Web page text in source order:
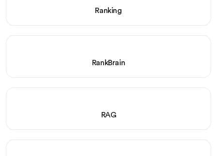
Ranking
RankBrain
RAG